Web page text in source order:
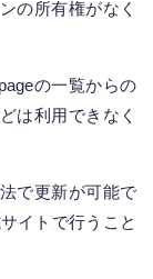
の所有権がなく
の一覧からの
は利用できなく
で更新が可能で
イトで行うこと